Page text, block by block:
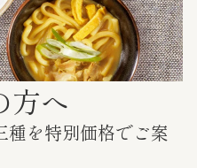
方へ
種を特別価格でご案